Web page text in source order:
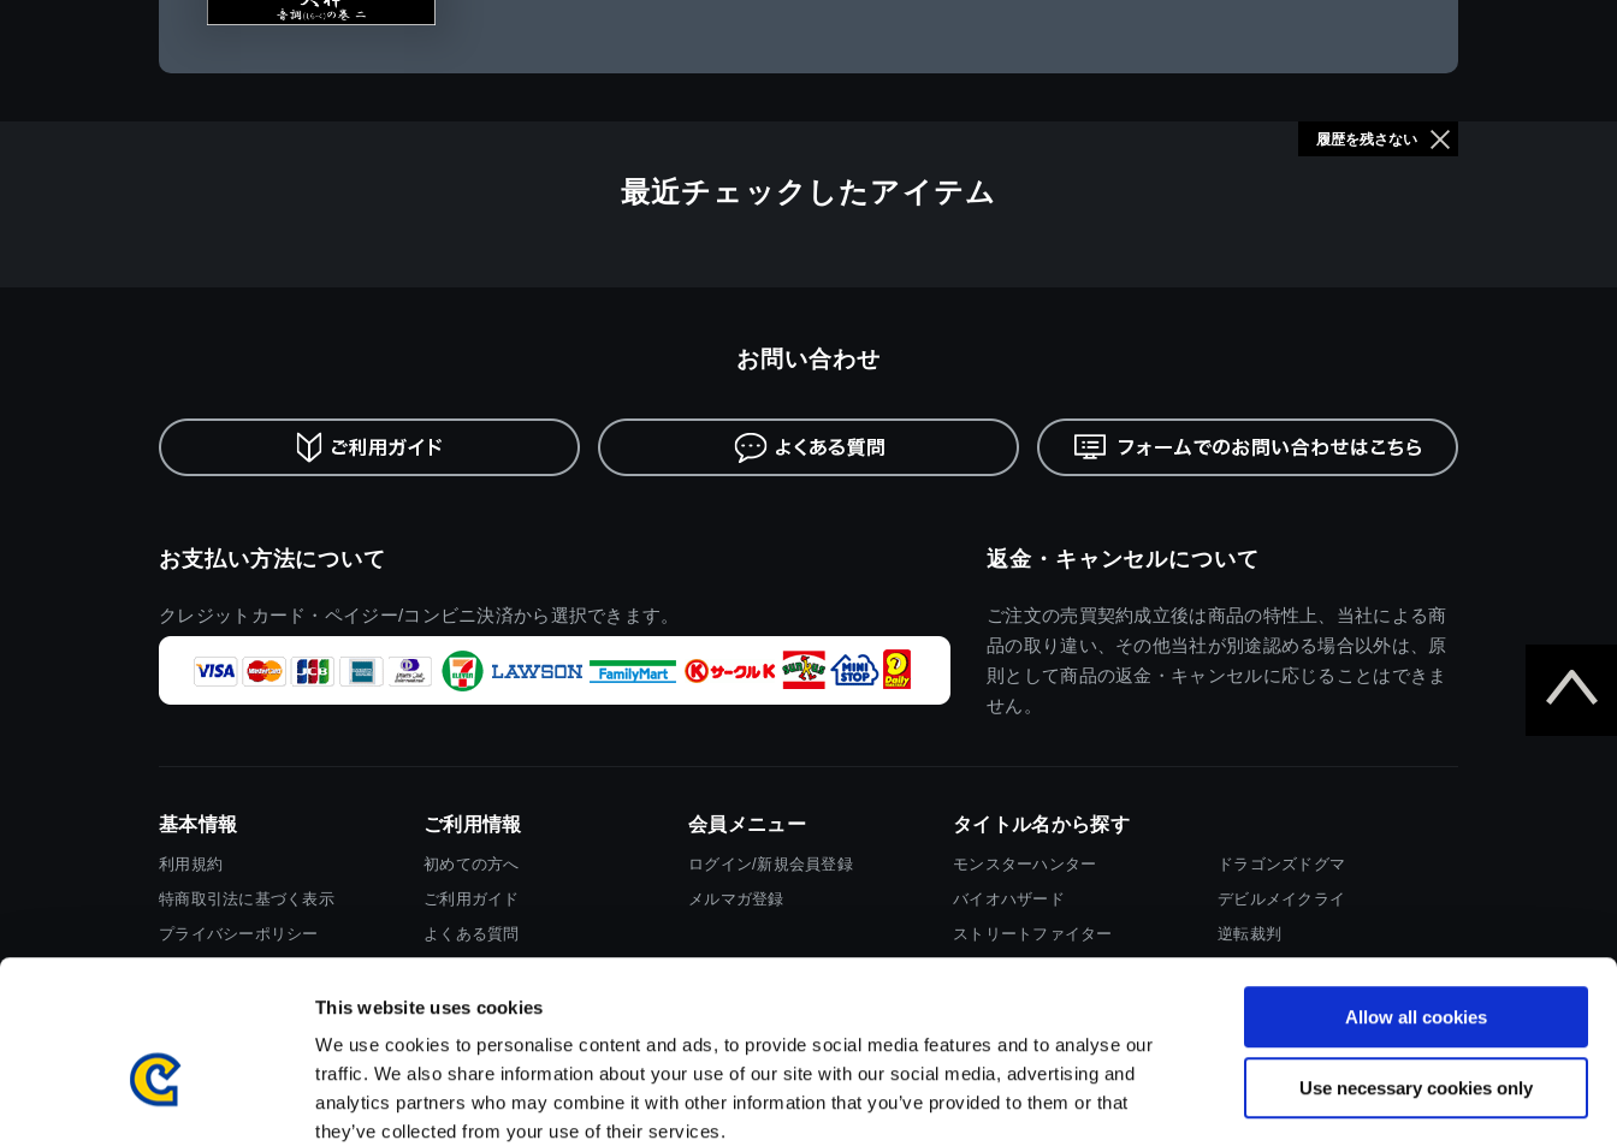
This website uses cookies
We use cookies to personalise content and ads, to provide social media features and to analyse our
traffic. We also share information about your use of our site with our social media, advertising and
analytics partners who may combine it with other information that you’ve provided to them or that
they’ve collected from your use of their services.
Allow all cookies
Use necessary cookies only
最近チェックしたアイテム
履歴を残さない
お支払い方法について
クレジットカード・ペイジー/コンビニ決済から選択できます。
返金・キャンセルについて
ご注文の売買契約成立後は商品の特性上、当社による商
品の取り違い、その他当社が別途認める場合以外は、原
則として商品の返金・キャンセルに応じることはできま
せん。
お問い合わせ
基本情報
利用規約
特商取引法に基づく表示
プライバシーポリシー
ご利用情報
初めての方へ
ご利用ガイド
よくある質問
会員メニュー
ログイン/新規会員登録
メルマガ登録
タイトル名から探す
モンスターハンター
バイオハザード
ストリートファイター
ドラゴンズドグマ
デビルメイクライ
逆転裁判
スマートフォン版を表示する